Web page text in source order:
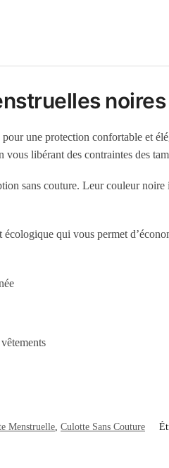
noires
une protection confortable et
libérant des contraintes des
sans couture. Leur couleur
qui vous permet
Menstruelle, Culotte Sans Couture